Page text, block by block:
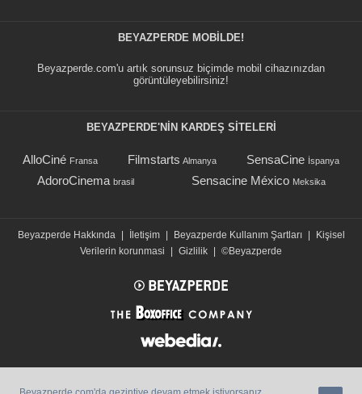
BEYAZPERDE MOBILDE!
Beyazperde.com'u artık sorunsuz biçimde mobil cihazınızdan
görüntüleyebilirsiniz!
BEYAZPERDE'NIN KARDEŞ SİTELERİ
AlloCiné Fransa Filmstarts Almanya SensaCine İspanya
AdoroCinema brasil Sensacine México Meksika
Beyazperde Hakkında İletişim Beyazperde Kullanım Şartları
Kişisel
Verilerin korunmasi
Gizlilik ©Beyazperde